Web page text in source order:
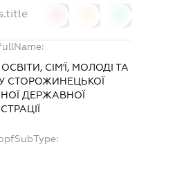
ОСВІТИ, СІМ'Ї, МОЛОДІ ТА
СТОРОЖИНЕЦЬКОЇ
ДЕРЖАВНОЇ